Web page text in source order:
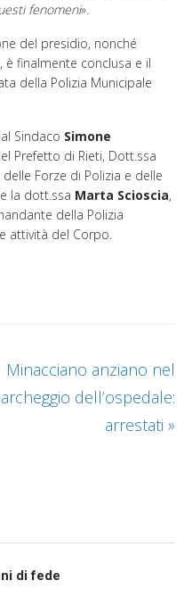
fenomeni».
del presidio, nonché
è finalmente conclusa e il
della Polizia Municipale
Sindaco Simone
Prefetto di Rieti, Dott.ssa
Forze di Polizia e delle
la dott.ssa Marta Scioscia,
della Polizia
attività del Corpo.
Minacciano anziano nel
dell’ospedale:
arrestati »
di fede